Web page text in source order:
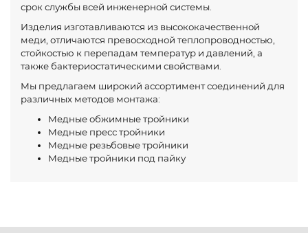
срок службы всей инженерной системы.
Изделия изготавливаются из высококачественной
меди, отличаются превосходной теплопроводностью,
стойкостью к перепадам температур и давлений, а
также бактериостатическими свойствами.
Мы предлагаем широкий ассортимент соединений для
различных методов монтажа:
Медные обжимные тройники
Медные пресс тройники
Медные резьбовые тройники
Медные тройники под пайку